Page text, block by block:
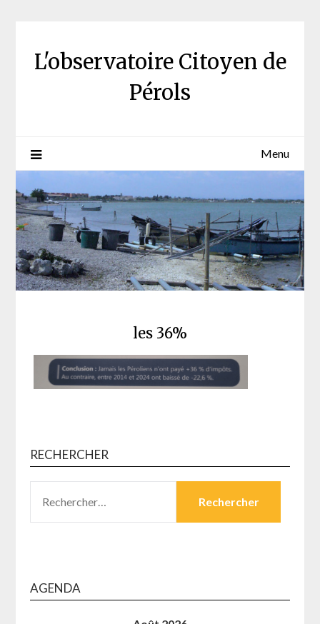
L'observatoire Citoyen de
Pérols
Menu
les 36%
RECHERCHER
AGENDA